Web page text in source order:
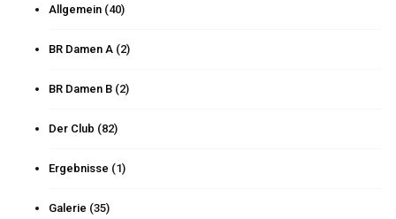
Allgemein (40)
BR Damen A (2)
BR Damen B (2)
Der Club (82)
Ergebnisse (1)
Galerie (35)